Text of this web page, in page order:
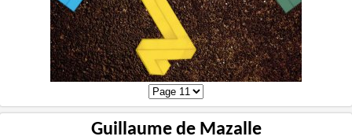
Guillaume de Mazalle